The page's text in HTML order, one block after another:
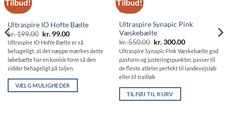
Tilbud!
Ultraspire IO Hofte Bælte
kr.199.00 Den
oprindelige
pris
var:
kr. 199.00.
kr.99.00Den
aktuelle
pris
er:
kr. 99.00.
Ultraspire IO Hofte Bælte er så
behageligt, at det næppe mærkes dette
løbebælte har en konisk form så den
sidder behageligt på taljen.
VÆLG MULIGHEDER
Tilbud!
Ultraspire Synapic Pink
Væskebælte
kr.550.00 Den
oprindelige
pris
var:
kr. 550.00.
kr.300.00Den
aktuelle
pris
er:
kr. 300.00.
Ultraspire Synapic Pink Væskebælte god
pasform og justeringspunkter, passer til
de fleste atleter perfekt til landevejsløb
eller til trailløb
TILFØJ TIL KURV